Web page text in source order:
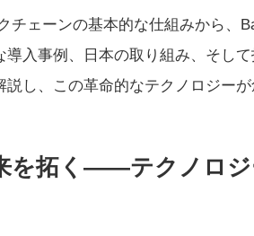
チェーンの基本的な仕組みから、
入事例、日本の取り組み、そし
し、この革命的なテクノロジーが
を拓く――テクノロジ